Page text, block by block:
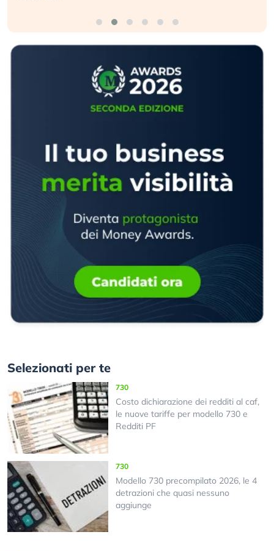
Selezionati per te
730
Costo dichiarazione dei redditi al caf,
le nuove tariffe per modello 730 e
Redditi PF
730
Modello 730 precompilato 2026, le 4
detrazioni che quasi nessuno
aggiunge